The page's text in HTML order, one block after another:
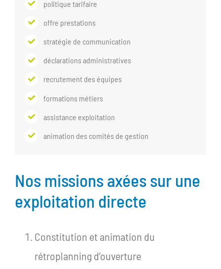
politique tarifaire
offre prestations
stratégie de communication
déclarations administratives
recrutement des équipes
formations métiers
assistance exploitation
animation des comités de gestion
Nos missions axées sur une
exploitation directe
Constitution et animation du
rétroplanning d’ouverture